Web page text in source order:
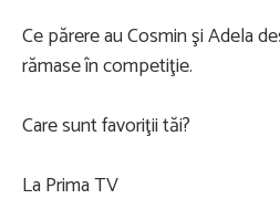
Ce părere au Cosmin şi Adela
rămase în competiţie.
Care sunt favoriţii tăi?
La Prima TV